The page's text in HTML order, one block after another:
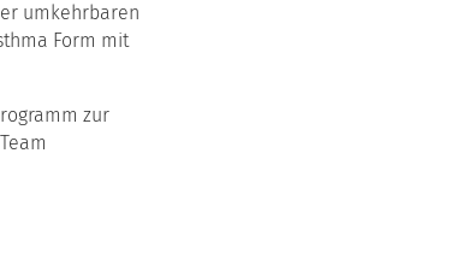
umkehrbaren
Form mit
zur